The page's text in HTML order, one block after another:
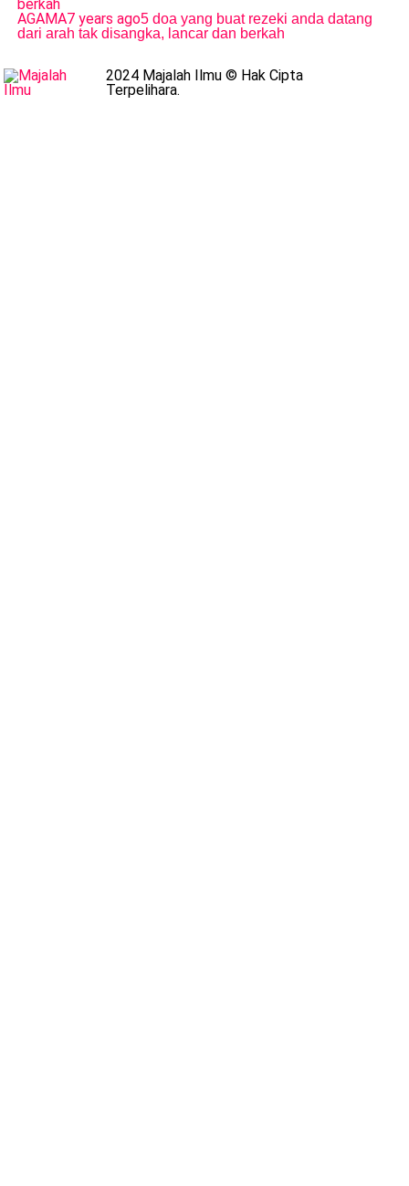
AGAMA7 years ago5 doa yang buat rezeki anda datang
dari arah tak disangka, lancar dan berkah
2024 Majalah Ilmu © Hak Cipta
Terpelihara.